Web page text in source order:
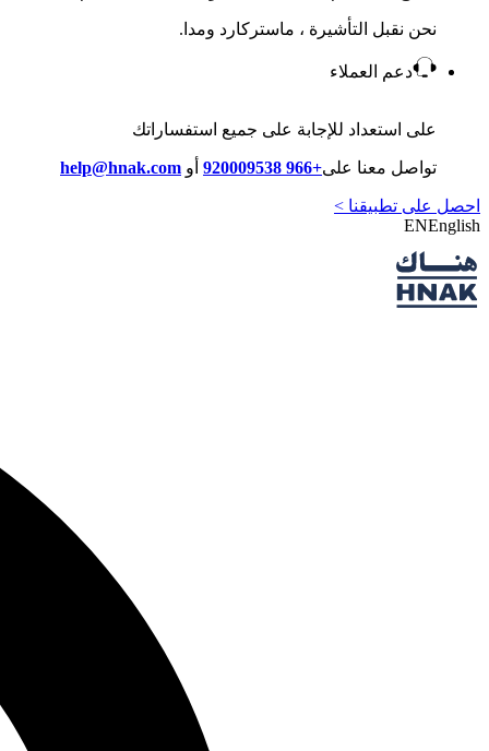
نحن نقبل التأشيرة ، ماستركارد ومدا.
دعم العملاء
على استعداد للإجابة على جميع استفساراتك
تواصل معنا على+966 920009538 أو help@hnak.com
احصل على تطبيقنا >
ENEnglish